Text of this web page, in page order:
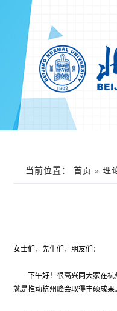
当前位置： 首页 » 理
女士们，先生们，朋友们：
下午好！很高兴同大家在杭州
就是推动杭州峰会取得丰硕成果。